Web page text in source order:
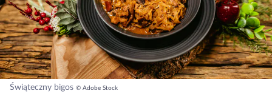
Świąteczny bigos © Adobe Stock